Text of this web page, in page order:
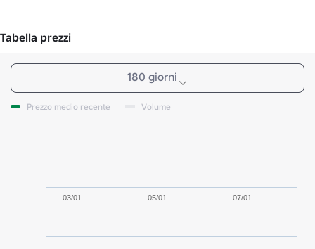
Tabella prezzi
180 giorni
Prezzo medio recente Volume
03/01 05/01 07/01